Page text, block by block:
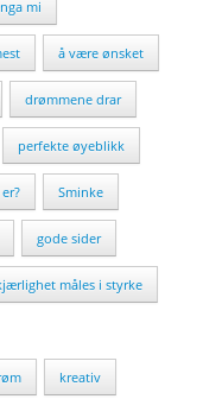
mi
å være ønsket
drømmene drar
perfekte øyeblikk
Sminke
gode sider
måles i styrke
kreativ